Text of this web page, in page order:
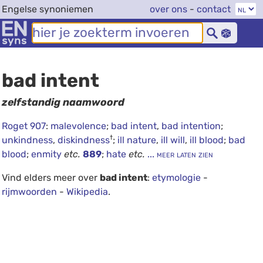
Engelse synoniemen over ons - contact
bad intent
zelfstandig naamwoord
Roget 907: malevolence; bad intent, bad intention;
unkindness, diskindness†; ill nature, ill will, ill blood; bad
blood; enmity etc. 889; hate etc. ... meer laten zien
Vind elders meer over bad intent: etymologie-
rijmwoorden - Wikipedia.